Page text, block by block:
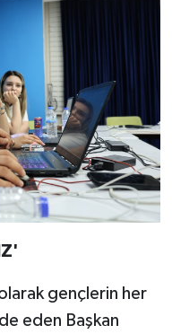
gençlerin her
eden Başkan